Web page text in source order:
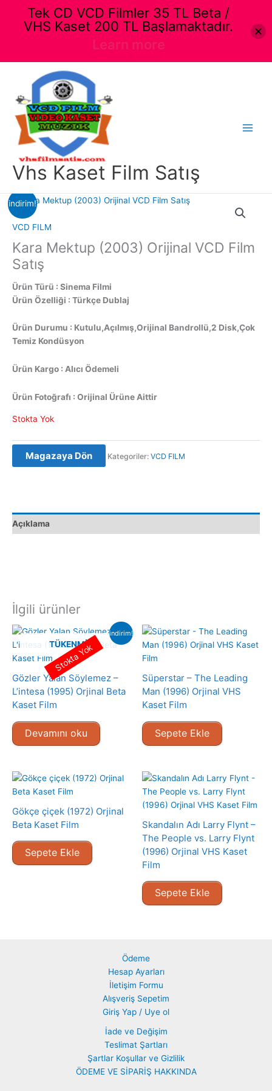
Vhs Kaset Film Satış
indirim!
VCD FILM
Kara Mektup (2003) Orijinal VCD Film
Satış
Ürün Türü : Sinema Filmi
Ürün Özelliği : Türkçe Dublaj
Ürün Durumu : Kutulu,Açılmış,Orijinal Bandrollü,2 Disk,Çok
Temiz Kondüsyon
Ürün Kargo : Alıcı Ödemeli
Ürün Fotoğrafı : Orijinal Ürüne Aittir
Stokta Yok
Magazaya Dön Kategoriler: VCD FILM
Açıklama
İlgili ürünler
indirim!
TÜKENMIŞ
Gözler Yalan Söylemez –
L’intesa (1995) Orjinal Beta
Kaset Film
Devamını oku
Stokta Yok
Süperstar – The Leading
Man (1996) Orjinal VHS
Kaset Film
Sepete Ekle
Gökçe çiçek (1972) Orjinal
Beta Kaset Film
Sepete Ekle
Skandalın Adı Larry Flynt –
The People vs. Larry Flynt
(1996) Orjinal VHS Kaset
Film
Sepete Ekle
Ödeme
Hesap Ayarları
İletişim Formu
Alışveriş Sepetim
Giriş Yap / Uye ol
İade ve Değişim
Teslimat Şartları
Şartlar Koşullar ve Gizlilik
ÖDEME VE SİPARİŞ HAKKINDA
Tek CD VCD Filmler 35 TL Beta /
VHS Kaset 200 TL Başlamaktadır.
Learn more